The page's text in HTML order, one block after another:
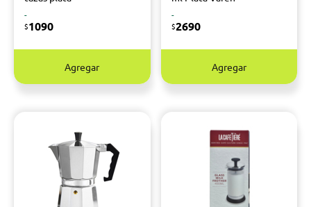
-
$1090
Agregar
-
$2690
Agregar